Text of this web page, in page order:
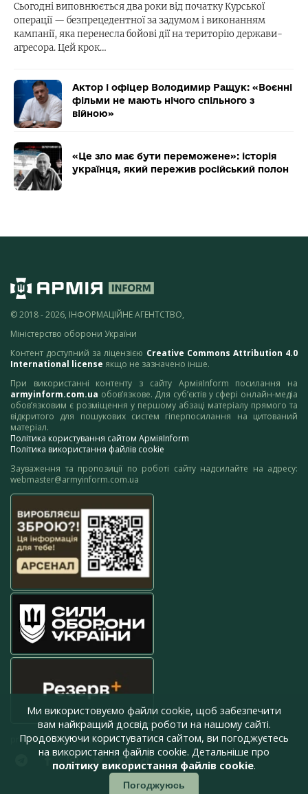
Сьогодні виповнюється два роки від початку Курської
операції — безпрецедентної за задумом і виконанням
кампанії, яка перенесла бойові дії на територію держави-
агресора. Цей крок…
Актор і офіцер Володимир Ращук: «Воєнні
фільми не мають нічого спільного з
війною»
«Це зло має бути переможене»: історія
українця, який пережив російський полон
© 2018 - 2026, ІНФОРМАЦІЙНЕ АГЕНТСТВО,
Міністерство оборони України
Контент доступний за ліцензією Creative Commons Attribution 4.0
International license якщо не зазначено інше.
При використанні контенту з сайту АрміяInform посилання на
armyinform.com.ua обов’язкове. Для суб’єктів у сфері онлайн-медіа
обов’язковим є розміщення у першому абзаці матеріалу прямого та
відкритого для пошукових систем гіперпосилання на цитований
матеріал.
Політика користування сайтом АрміяInform
Політика використання файлів cookie
Зауваження та пропозиції по роботі сайту надсилайте на адресу:
webmaster@armyinform.com.ua
press@armyinform.com.ua
Ми використовуємо файли cookie, щоб забезпечити
вам найкращий досвід роботи на нашому сайті.
Продовжуючи користуватися сайтом, ви погоджуєтесь
на використання файлів cookie. Детальніше про
політику використання файлів cookie.
Погоджуюсь